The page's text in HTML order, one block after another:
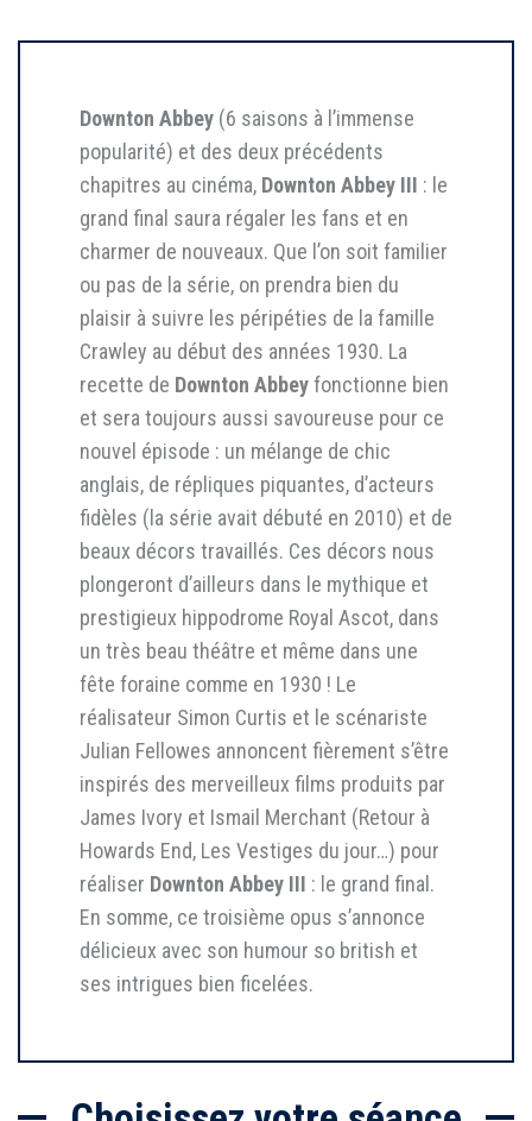
Downton Abbey (6 saisons à l’immense
popularité) et des deux précédents
chapitres au cinéma, Downton Abbey III : le
grand final saura régaler les fans et en
charmer de nouveaux. Que l’on soit familier
ou pas de la série, on prendra bien du
plaisir à suivre les péripéties de la famille
Crawley au début des années 1930. La
recette de Downton Abbeyfonctionne bien
et sera toujours aussi savoureuse pour ce
nouvel épisode : un mélange de chic
anglais, de répliques piquantes, d’acteurs
fidèles (la série avait débuté en 2010) et de
beaux décors travaillés. Ces décors nous
plongeront d’ailleurs dans le mythique et
prestigieux hippodrome Royal Ascot, dans
un très beau théâtre et même dans une
fête foraine comme en 1930 ! Le
réalisateur Simon Curtis et le scénariste
Julian Fellowes annoncent fièrement s’être
inspirés des merveilleux films produits par
James Ivory et Ismail Merchant (Retour à
Howards End, Les Vestiges du jour…) pour
réaliser Downton Abbey III : le grand final.
En somme, ce troisième opus s’annonce
délicieux avec son humour so british et
ses intrigues bien ficelées.